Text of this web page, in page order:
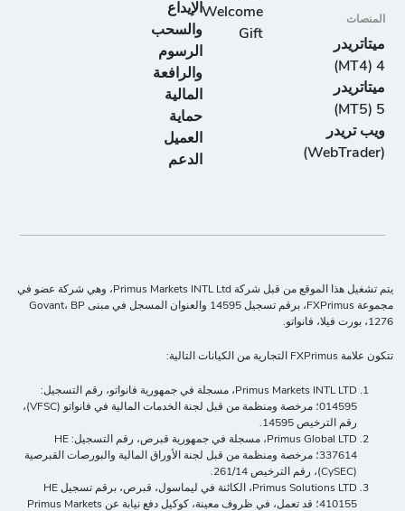
المنصات
ميتاتريدر
4 (MT4)
ميتاتريدر
5 (MT5)
ويب تريدر
(WebTrader)
Welcome
Gift
الإيداع
والسحب
الرسوم
والرافعة
المالية
حماية
العميل
الدعم
يتم تشغيل هذا الموقع من قبل شركة Primus Markets INTL Ltd، وهي شركة عضو في
مجموعة FXPrimus، برقم تسجيل 14595 والعنوان المسجل في مبنى Govant، BP
1276، بورت فيلا، فانواتو.
تتكون علامة FXPrimus التجارية من الكيانات التالية:
Primus Markets INTL LTD، مسجلة في جمهورية فانواتو، رقم التسجيل:
014595؛ مرخصة ومنظمة من قبل لجنة الخدمات المالية في فانواتو (VFSC)،
رقم الترخيص 14595.
Primus Global LTD، مسجلة في جمهورية قبرص، رقم التسجيل: HE
337614؛ مرخصة ومنظمة من قبل لجنة الأوراق المالية والبورصات القبرصية
(CySEC)، رقم الترخيص 261/14.
Primus Solutions LTD، الكائنة في ليماسول، قبرص، برقم تسجيل HE
410155؛ قد تعمل، في ظروف معينة، كوكيل دفع نيابة عن Primus Markets